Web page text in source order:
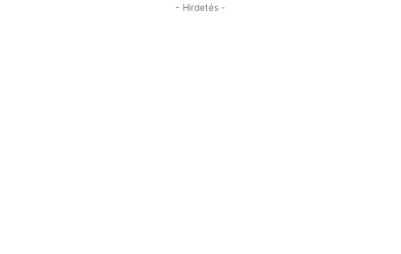
- Hirdetés -